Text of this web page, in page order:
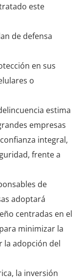
este
de defensa
en sus
o
estima
empresas
integral,
frente a
de
adoptará
centradas en el
minimizar la
la adopción del
la inversión